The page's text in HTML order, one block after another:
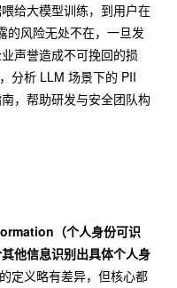
给大模型训练，到用户在
的风险无处不在，一旦发
声誉造成不可挽回的损
分析 LLM 场景下的 PII
，帮助研发与安全团队构
（个人身份可识
他信息识别出具体个人身
定义略有差异，但核心都